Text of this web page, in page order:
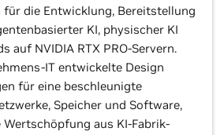
die Entwicklung, Bereitstellung
KI, physischer KI
auf NVIDIA RTX PRO-Servern.
IT entwickelte Design
für eine beschleunigte
Speicher und Software,
Wertschöpfung aus KI-Fabrik-